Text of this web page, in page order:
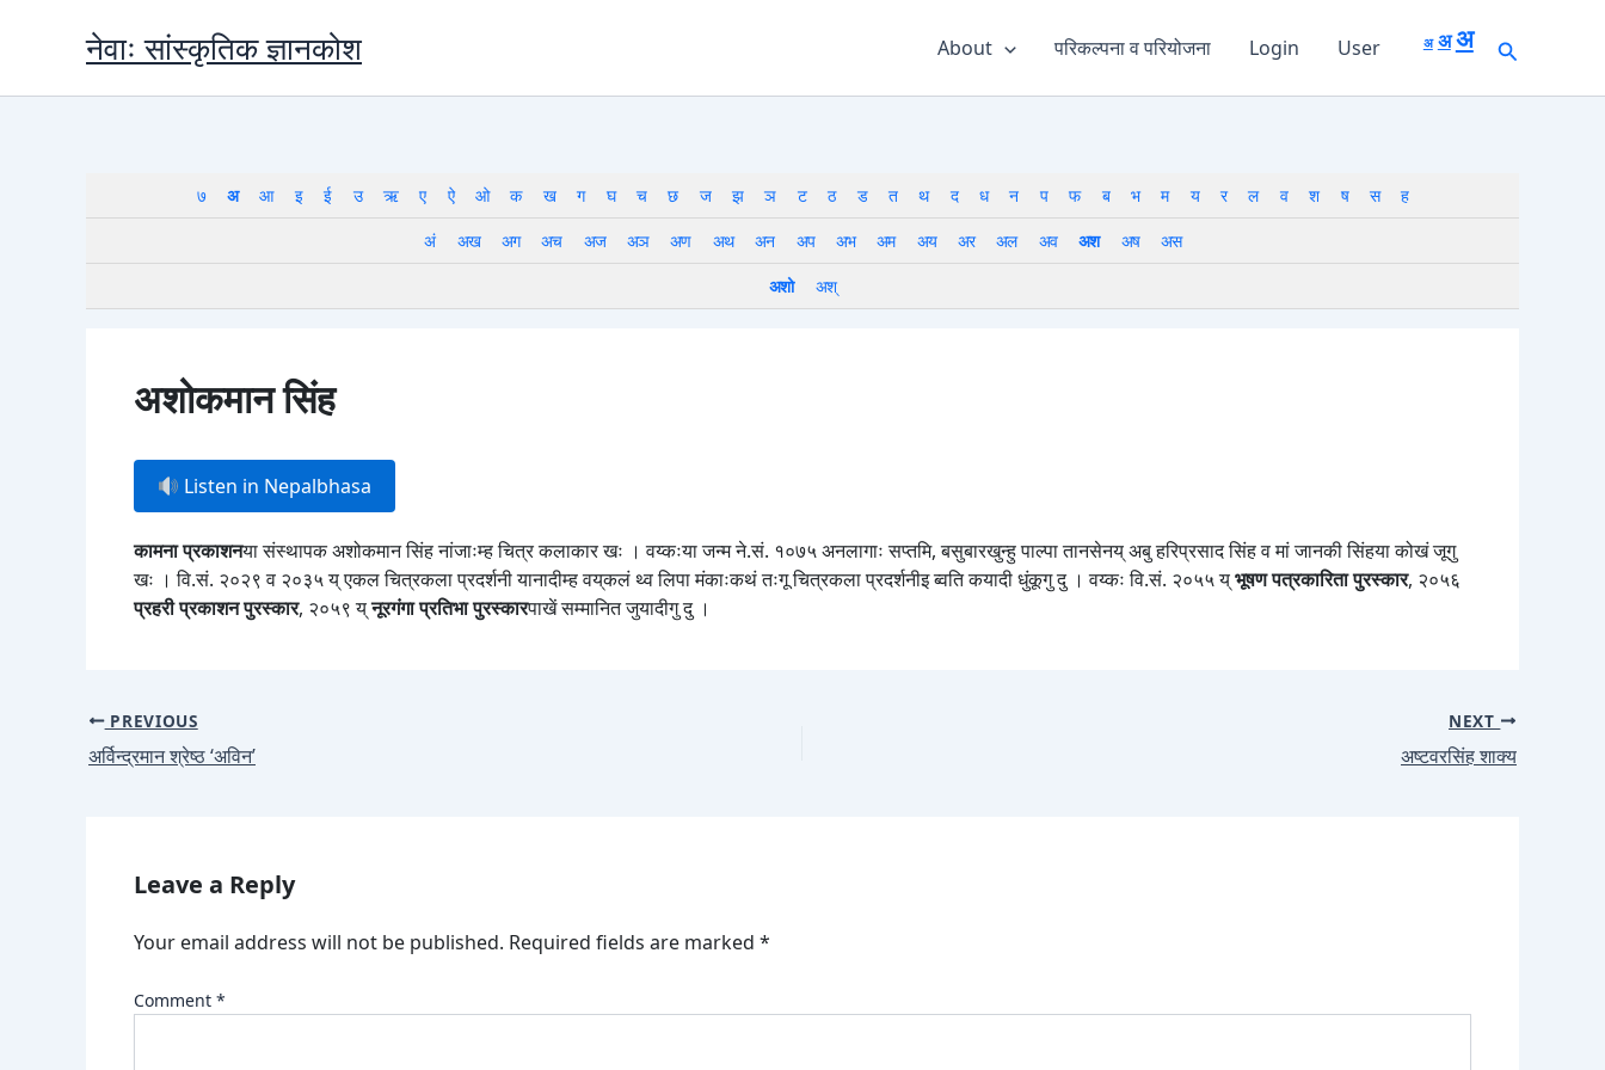
नेवाः सांस्कृतिक ज्ञानकोश About परिकल्पना व परियोजना Login User अsize.
अfont
अfont
size.
Search
७ अ आ इ ई उ ऋ ए ऐ ओ क ख ग घ च छ ज झ ञ ट ठ ड त थ द ध न प फ ब भ म य र ल व श ष स
ह
अं
अख अग अच अज अञ अण अथ अन अप अभ अम अय अर अल अव अश अष
अस
अशो
अश्
अशोकमान सिंह
Listen in Nepalbhasa
कामना प्रकाशनया संस्थापक अशोकमान सिंह नांजाःम्ह चित्र कलाकार खः । वय्कःया जन्म ने.सं. १०७५ अनलागाः सप्तमि, बसुबारखुन्हु पाल्पा तानसेनय् अबु हरिप्रसाद सिंह व मां जानकी सिंहया कोखं जूगु
खः । वि.सं. २०२९ व २०३५ य् एकल चित्रकला प्रदर्शनी यानादीम्ह वय्‌कलं थ्व लिपा मंकाःकथं तःगू चित्रकला प्रदर्शनीइ ब्वति कयादी धुंकूगु दु । वय्कः वि.सं. २०५५ य्भूषण पत्रकारिता पुरस्कार, २०५६
प्रहरी प्रकाशन पुरस्कार, २०५९ य्नूरगंगा प्रतिभा पुरस्कारपाखें सम्मानित जुयादीगु दु ।
PREVIOUS
अर्विन्द्रमान श्रेष्ठ ‘अविन’
NEXT
अष्टवरसिंह शाक्य
Leave a Reply
Your email address will not be published. Required fields are marked *
Comment *